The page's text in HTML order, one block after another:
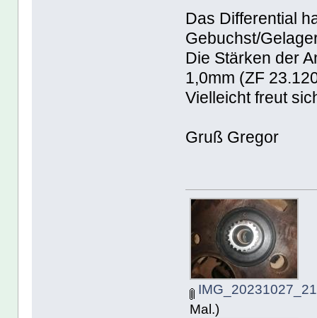
Das Differential
Gebuchst/
Die Stärken der
1,0mm (ZF
Vielleicht freut
Gruß Gregor
Mal.)